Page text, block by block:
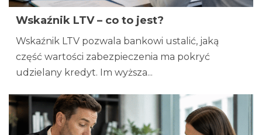
Wskaźnik LTV – co to jest?
Wskaźnik LTV pozwala bankowi ustalić, jaką
część wartości zabezpieczenia ma pokryć
udzielany kredyt. Im wyższa...